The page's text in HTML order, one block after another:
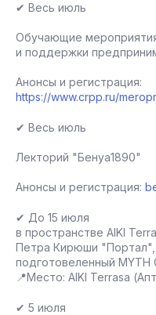
✔ Весь июль
Обучающие
и поддержки
Анонсы и регистрация:
https://www.crpp.ru/
✔ Весь июль
Лекторий "Бенуа1890"
Анонсы и регистрация:
✔ До 15 июля
в пространстве AIKI
Петра Кирюши "Портал",
подготовеленный MYTH
📍Место: AIKI Terrasa
✔ 5 июля